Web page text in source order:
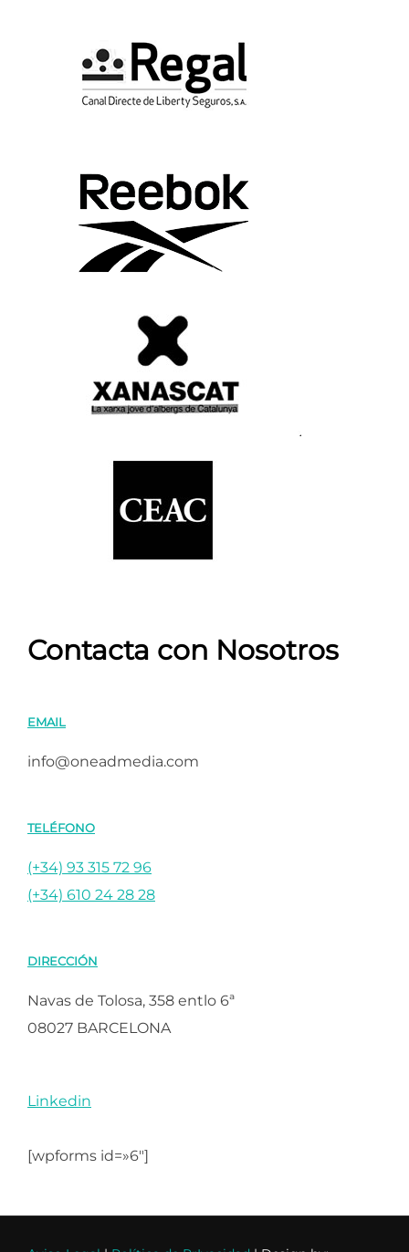
Contacta con Nosotros
EMAIL
info@oneadmedia.com
TELÉFONO
(+34) 93 315 72 96
(+34) 610 24 28 28
DIRECCIÓN
Navas de Tolosa, 358 entlo 6ª
08027 BARCELONA
Linkedin
[wpforms id=»6″]